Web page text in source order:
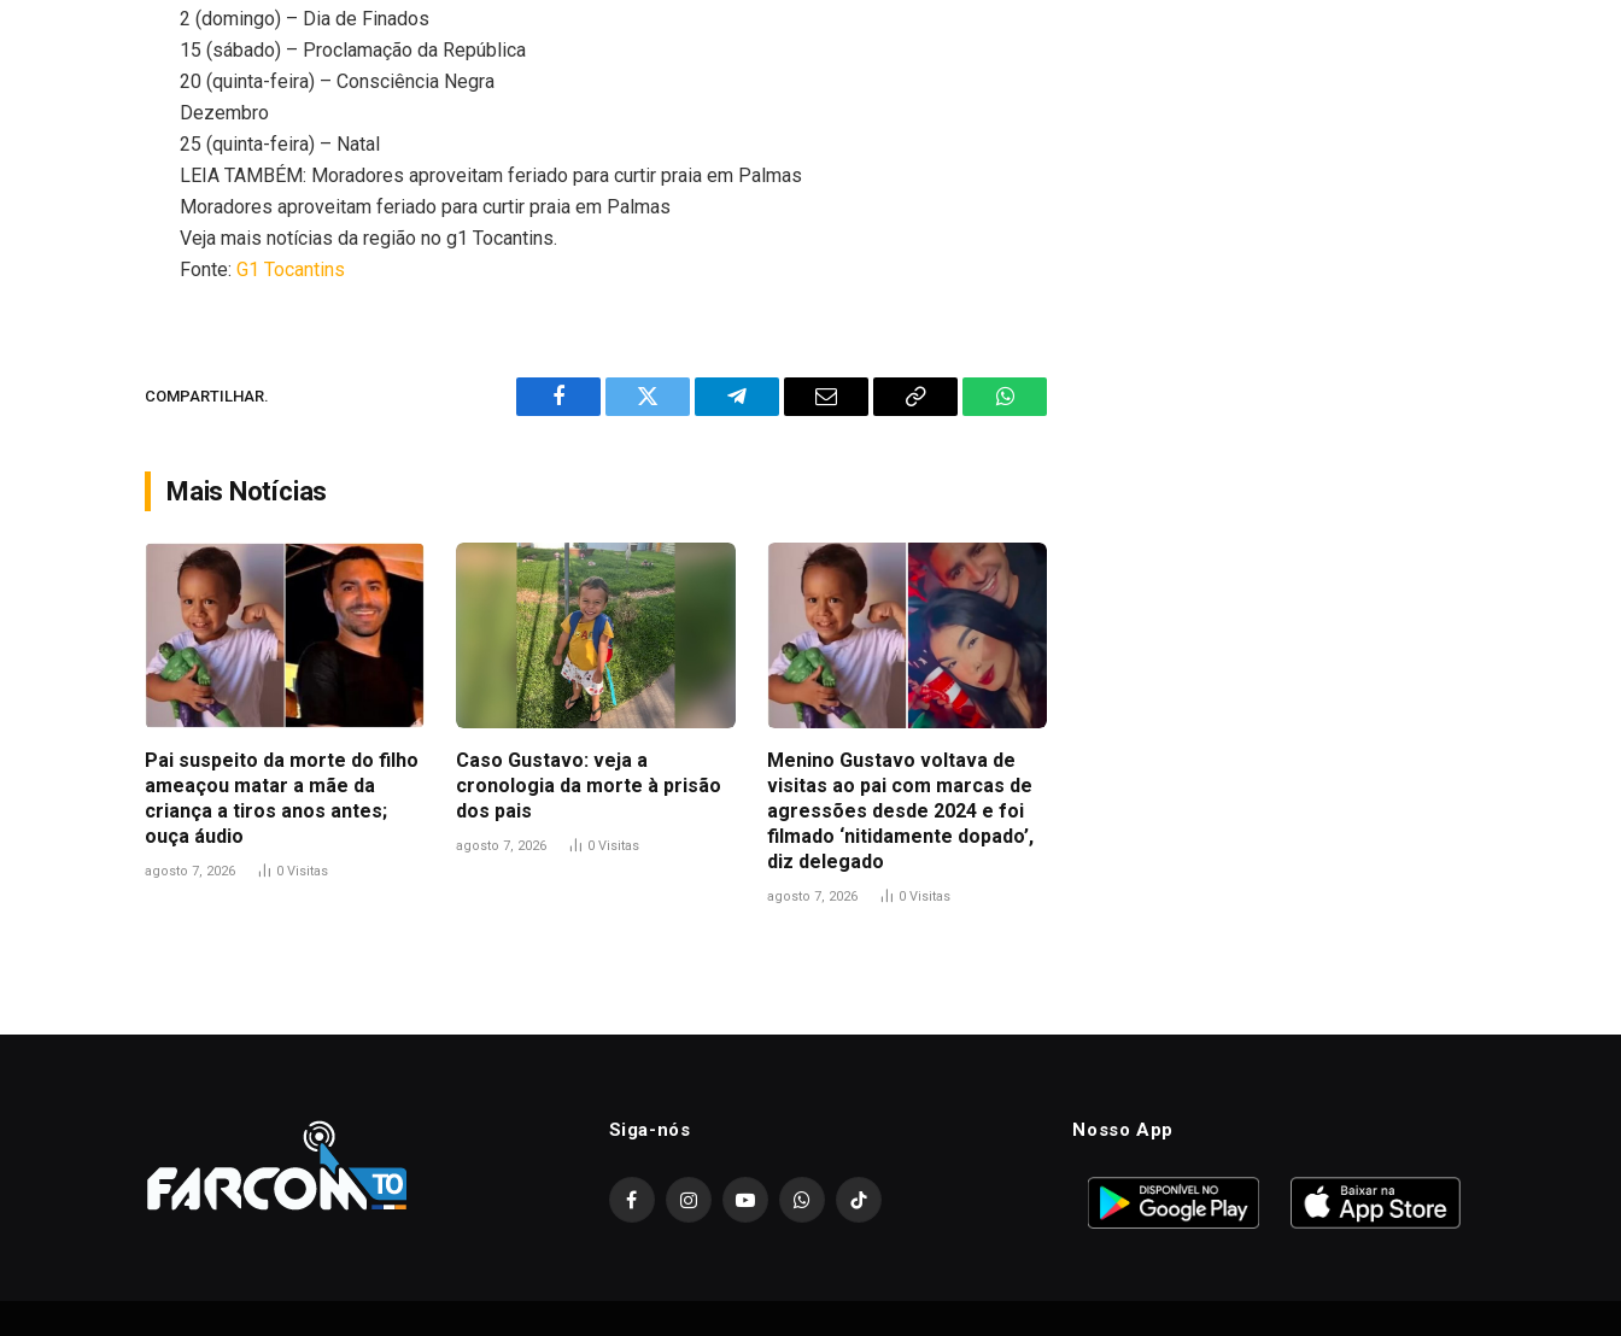
2 (domingo) – Dia de Finados
15 (sábado) – Proclamação da República
20 (quinta-feira) – Consciência Negra
Dezembro
25 (quinta-feira) – Natal
LEIA TAMBÉM: Moradores aproveitam feriado para curtir praia em Palmas
Moradores aproveitam feriado para curtir praia em Palmas
Veja mais notícias da região no g1 Tocantins.
Fonte:G1 Tocantins
COMPARTILHAR.
Facebook Twitter Telegram Email
Copy
WhatsApp
Mais Notícias
Pai suspeito da morte do filho
ameaçou matar a mãe da
criança a tiros anos antes;
ouça áudio
agosto 7, 2026 0 Visitas
Caso Gustavo: veja a
cronologia da morte à prisão
dos pais
agosto 7, 2026 0 Visitas
Menino Gustavo voltava de
visitas ao pai com marcas de
agressões desde 2024 e foi
filmado ‘nitidamente dopado’,
diz delegado
agosto 7, 2026 0 Visitas
Siga-nós
FacebookInstagramYouTubeWhatsAppTikTok
Nosso App